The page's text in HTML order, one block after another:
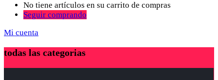
No tiene artículos en su carrito de compras
Seguir comprando
Mi cuenta
todas las categorias